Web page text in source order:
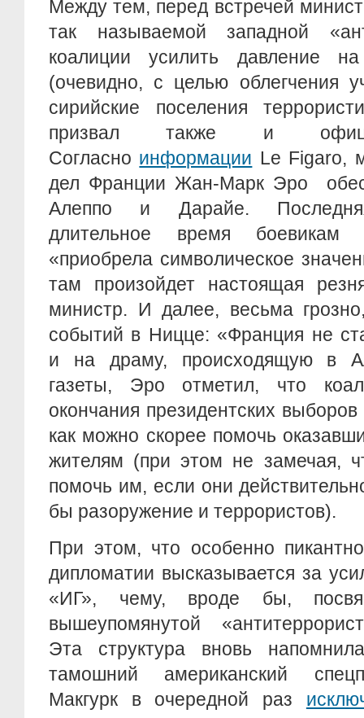
Между тем, перед встречей
так называемой западной
коалиции усилить давление
(очевидно, с целью облегчения
сирийские поселения
призвал также и
Согласно информации Le Figaro,
дел Франции Жан-Марк Эро
Алеппо и Дарайе.
длительное время боевикам
«приобрела символическое
там произойдет настоящая
министр. И далее, весьма
событий в Ницце: «Франция не
и на драму, происходящую в
газеты, Эро отметил, что
окончания президентских
как можно скорее помочь
жителям (при этом не замечая,
помочь им, если они
бы разоружение и террористов).
При этом, что особенно
дипломатии высказывается за
«ИГ», чему, вроде бы,
вышеупомянутой
Эта структура вновь
тамошний американский
Макгурк в очередной раз